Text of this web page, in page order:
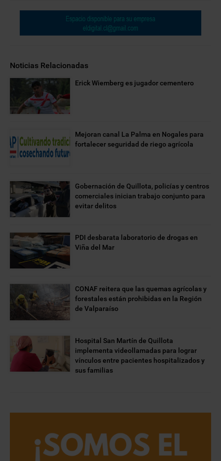
Noticias Relacionadas
Erick Wiemberg es jugador cementero
Mejoran canal La Palma en Nogales para
fortalecer seguridad de riego agrícola
Gobernación de Quillota, policías y centros
comerciales inician trabajo conjunto para
evitar delitos
PDI desbarata laboratorio de drogas en
Viña del Mar
CONAF reitera que las quemas agrícolas y
forestales están prohibidas en la Región
de Valparaíso
Hospital San Martín de Quillota
implementa videollamadas para lograr
vínculos entre pacientes hospitalizados y
sus familias